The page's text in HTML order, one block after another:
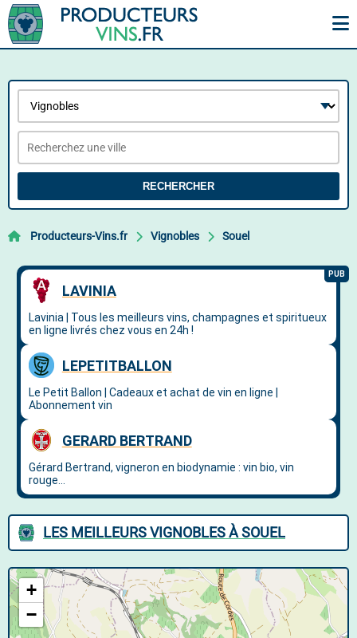
RECHERCHER
Producteurs-Vins.fr Vignobles Souel
LES MEILLEURS VIGNOBLES À SOUEL
+
−